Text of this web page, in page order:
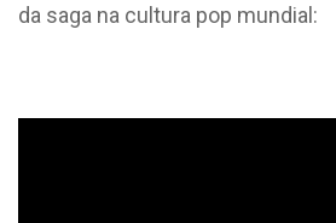
da saga na cultura pop mundial: